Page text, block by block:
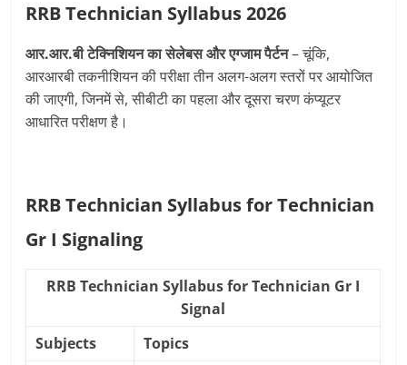
RRB Technician Syllabus 2026
आर.आर.बी टेक्निशियन का सेलेबस और एग्जाम पैर्टन– चूंकि,
आरआरबी तकनीशियन की परीक्षा तीन अलग-अलग स्तरों पर आयोजित
की जाएगी, जिनमें से, सीबीटी का पहला और दूसरा चरण कंप्यूटर
आधारित परीक्षण है।
RRB Technician Syllabus for Technician
Gr I Signaling
RRB Technician Syllabus for Technician Gr I
Signal
Subjects
Topics